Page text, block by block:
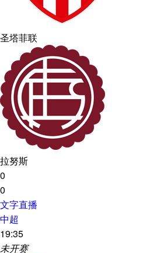
圣塔菲联
拉努斯
0
0
文字直播
中超
19:35
未开赛